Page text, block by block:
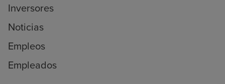
Inversores
Noticias
Empleos
Empleados